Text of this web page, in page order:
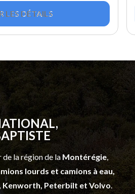
LES DÉTAILS
de la région de la Montérégie,
lourds et camions à eau,
Kenworth, Peterbilt et Volvo.